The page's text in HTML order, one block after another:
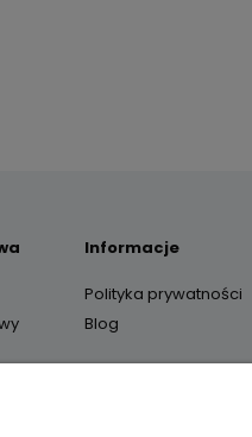
Informacje
Polityka prywatności
Blog